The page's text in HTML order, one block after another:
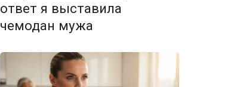
ответ я выставила
чемодан мужа